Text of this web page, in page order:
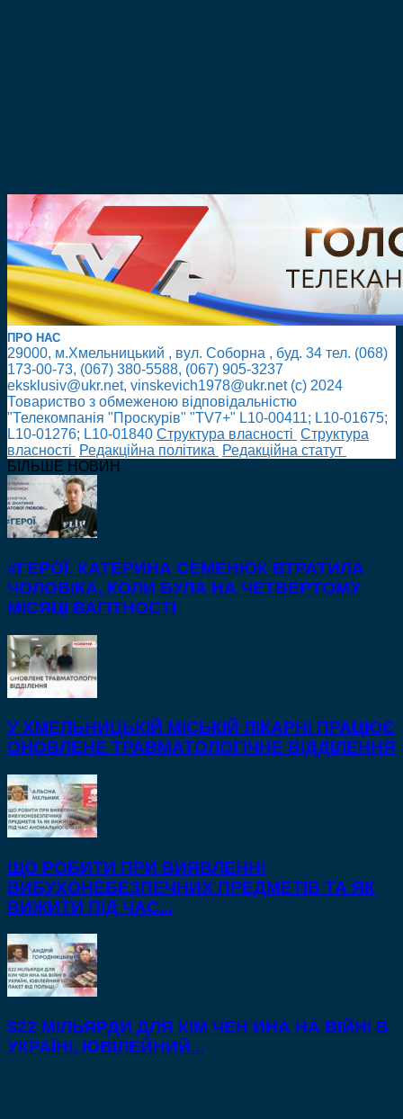
ПРО НАС
29000, м.Хмельницький , вул. Соборна , буд. 34 тел. (068)
173-00-73, (067) 380-5588, (067) 905-3237
eksklusiv@ukr.net, vinskevich1978@ukr.net (с) 2024
Товариство з обмеженою відповідальністю
"Телекомпанія "Проскурів" "TV7+" L10-00411; L10-01675;
L10-01276; L10-01840 Cтруктура власності Cтруктура
власності
Редакційна політика
Редакційна статут
БІЛЬШЕ НОВИН
#ГЕРОЇ. КАТЕРИНА СЕМЕНЮК ВТРАТИЛА
ЧОЛОВІКА, КОЛИ БУЛА НА ЧЕТВЕРТОМУ
МІСЯЦІ ВАГІТНОСТІ
У ХМЕЛЬНИЦЬКІЙ МІСЬКІЙ ЛІКАРНІ ПРАЦЮЄ
ОНОВЛЕНЕ ТРАВМАТОЛОГІЧНЕ ВІДДІЛЕННЯ
ЩО РОБИТИ ПРИ ВИЯВЛЕННІ
ВИБУХОНЕБЕЗПЕЧНИХ ПРЕДМЕТІВ ТА ЯК
ВИЖИТИ ПІД ЧАС...
$22 МІЛЬЯРДИ ДЛЯ КІМ ЧЕН ИНА НА ВІЙНІ В
УКРАЇНІ, ЮВІЛЕЙНИЙ...